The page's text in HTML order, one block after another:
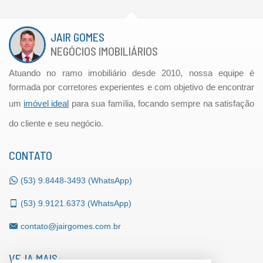
JAIR GOMES
NEGÓCIOS IMOBILIÁRIOS
Atuando no ramo imobiliário desde 2010, nossa equipe é
formada por corretores experientes e com objetivo de encontrar
um imóvel ideal para sua família, focando sempre na satisfação
do cliente e seu negócio.
CONTATO
(53) 9.8448-3493 (WhatsApp)
(53) 9.9121.6373 (WhatsApp)
contato@jairgomes.com.br
VEJA MAIS